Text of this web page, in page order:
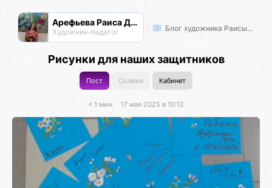
Арефьева Раиса Дмитриевна
Художник-педагог Блог художника Раисы Арефьевой
Рисунки для наших защитников
Пост Солики Кабинет
< 1 мин. 17 мая 2025 в 10:12